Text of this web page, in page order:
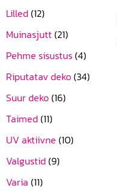
Lilled (12)
Muinasjutt(21)
Pehme sisustus(4)
Riputatav deko(34)
Suur deko(16)
Taimed (11)
UV aktiivne (10)
Valgustid (9)
Varia (11)